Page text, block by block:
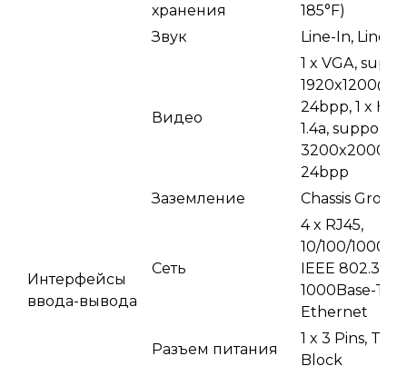
хранения
185°F)
Интерфейсы
ввода-вывода
Звук Line-In, Line-
Видео
1 x VGA,
24bpp, 1 x
1.4a, supports
24bpp
Заземление
Chassis
Сеть
4 x RJ45,
10/100/1000
IEEE 802.3u
1000Base-T
Ethernet
Разъем питания
1 x 3 Pins,
Block